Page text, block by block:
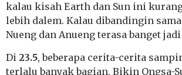
kalau kisah Earth dan Sun ini
lebih dalem. Kalau dibandingin sama
Nueng dan Anueng terasa banget
Di 23.5, beberapa cerita-cerita
terlalu banyak bagian. Bikin Ongsa-